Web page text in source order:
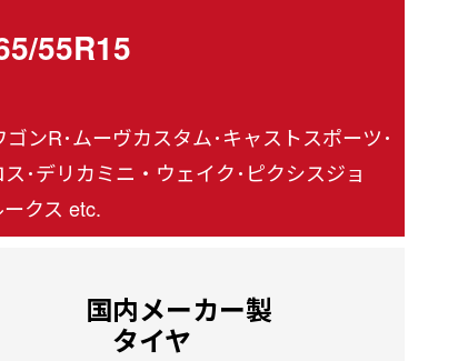
55R15
ンR･ムーヴカスタム･キャストスポーツ･
･デリカミニ・ウェイク･ピクシスジョ
クス etc.
国内メーカー製
タイヤ